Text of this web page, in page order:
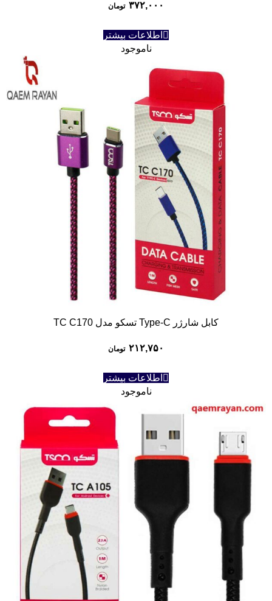
۳۷۲,۰۰۰ تومان
اطلاعات بیشتر
ناموجود
کابل شارژر Type-C تسکو مدل TC C170
۲۱۲,۷۵۰ تومان
اطلاعات بیشتر
ناموجود